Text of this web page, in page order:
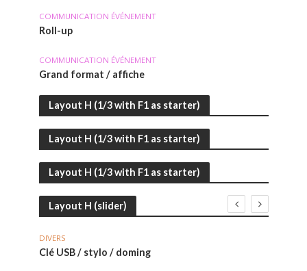
COMMUNICATION ÉVÉNEMENT
Roll-up
COMMUNICATION ÉVÉNEMENT
Grand format / affiche
Layout H (1/3 with F1 as starter)
Layout H (1/3 with F1 as starter)
Layout H (1/3 with F1 as starter)
Layout H (slider)
DIVERS
Clé USB / stylo / doming